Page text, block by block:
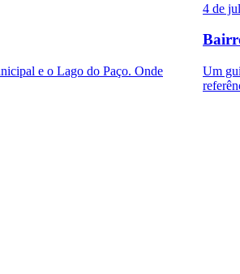
e o Lago do Paço. Onde
4 de
Um